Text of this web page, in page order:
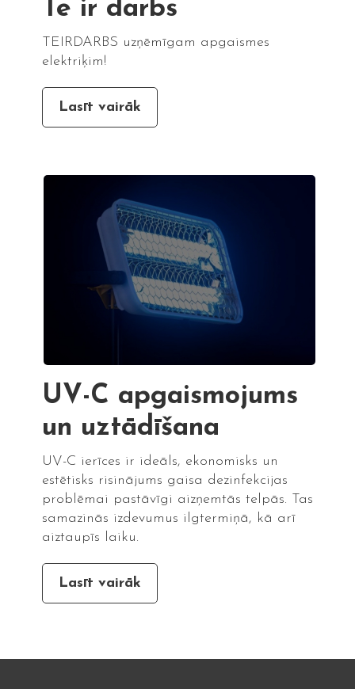
Te ir darbs
TEIRDARBS uzņēmīgam apgaismes
elektriķim!
Lasīt vairāk
UV-C apgaismojums
un uztādīšana
UV-C ierīces ir ideāls, ekonomisks un
estētisks risinājums gaisa dezinfekcijas
problēmai pastāvīgi aizņemtās telpās. Tas
samazinās izdevumus ilgtermiņā, kā arī
aiztaupīs laiku.
Lasīt vairāk